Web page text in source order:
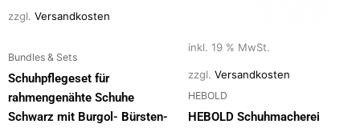
zzgl. Versandkosten
Bundles & Sets
Schuhpflegeset für
rahmengenähte Schuhe
Schwarz mit Burgol- Bürsten-
inkl. 19 % MwSt.
zzgl. Versandkosten
HEBOLD
HEBOLD Schuhmacherei